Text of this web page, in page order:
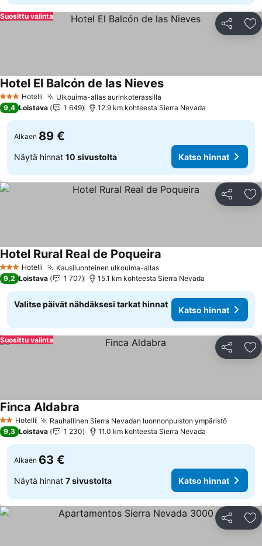
Jaa
Suosittu valinta
3 Tähtiluokitus
Hotelli Ulkouima-allas aurinkoterassilla
Hotel El Balcón de las NievesKatso hinnat
9,4 Loistava 1 649 12.9 km kohteesta Sierra Nevada
Alkaen 89 €
Näytä hinnat 10 sivustolta Katso hinnat
Jaa
3 Tähtiluokitus
Hotelli Kausiluonteinen ulkouima-allasKatso hinnat
Hotel Rural Real de Poqueira
9,2 Loistava 1 707 15.1 km kohteesta Sierra Nevada
Valitse päivät nähdäksesi tarkat hinnat
Katso hinnat
Jaa
Suosittu valinta
2 Tähtiluokitus
Hotelli Rauhallinen Sierra Nevadan luonnonpuiston ympäristöKatso
Finca Aldabra
9,3 Loistava 1 230 11.0 km kohteesta Sierra Nevada
Alkaen 63 €
Näytä hinnat 7 sivustolta Katso hinnat
Jaa